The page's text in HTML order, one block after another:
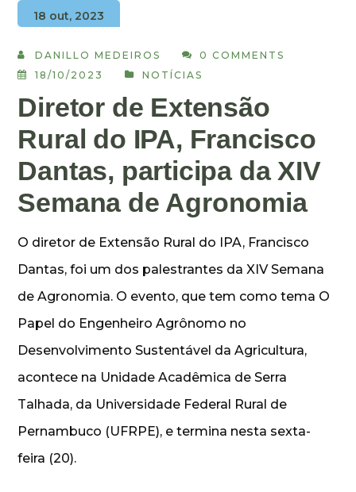
18 out, 2023
DANILLO MEDEIROS
0 COMMENTS
18/10/2023
NOTÍCIAS
Diretor de Extensão
Rural do IPA, Francisco
Dantas, participa da XIV
Semana de Agronomia
O diretor de Extensão Rural do IPA, Francisco
Dantas, foi um dos palestrantes da XIV Semana
de Agronomia. O evento, que tem como tema O
Papel do Engenheiro Agrônomo no
Desenvolvimento Sustentável da Agricultura,
acontece na Unidade Acadêmica de Serra
Talhada, da Universidade Federal Rural de
Pernambuco (UFRPE), e termina nesta sexta-
feira (20).